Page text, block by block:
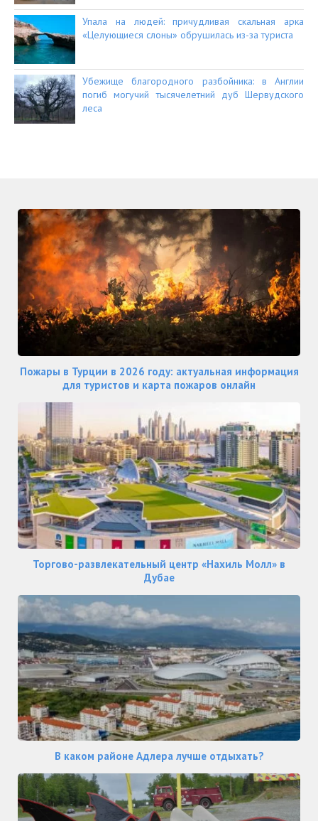
Упала на людей: причудливая скальная арка
«Целующиеся слоны» обрушилась из-за туриста
Убежище благородного разбойника: в Англии
погиб могучий тысячелетний дуб Шервудского
леса
Пожары в Турции в 2026 году: актуальная информация
для туристов и карта пожаров онлайн
Торгово-развлекательный центр «Нахиль Молл» в
Дубае
В каком районе Адлера лучше отдыхать?